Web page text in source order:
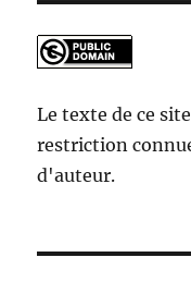
Le texte de ce
restriction
d'auteur.